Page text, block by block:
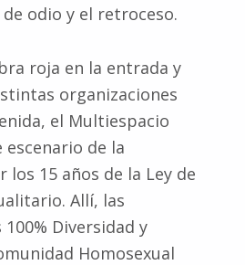
odio y el retroceso.
roja en la entrada y
organizaciones
el Multiespacio
escenario de la
los 15 años de la Ley de
Allí, las
Diversidad y
Homosexual